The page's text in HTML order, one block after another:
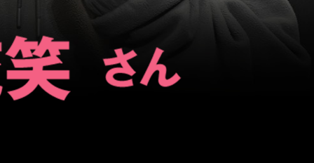
海外研修ツアーレポート
2018年（第6回） 2017年（第5回）
2016年（第4回） 2015年（第3回）